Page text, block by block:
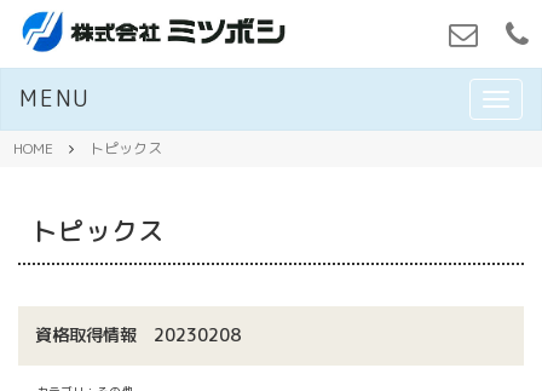
M
E
MENU
HOME トピックス
トピックス
資格取得情報 20230208